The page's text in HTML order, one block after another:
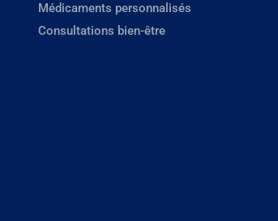
Médicaments personnalisés
Consultations bien-être